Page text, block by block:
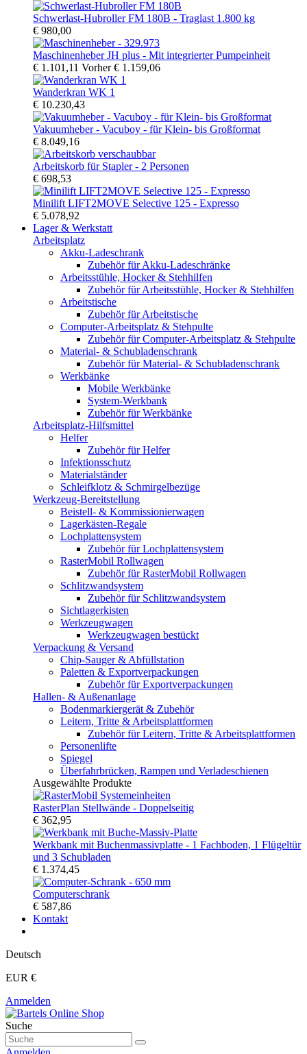
Schwerlast-Hubroller FM 180B - Traglast 1.800 kg
€ 980,00
Maschinenheber JH plus - Mit integrierter Pumpeinheit
€ 1.101,11 Vorher€ 1.159,06
Wanderkran WK 1
€ 10.230,43
Vakuumheber - Vacuboy - für Klein- bis Großformat
€ 8.049,16
Arbeitskorb für Stapler - 2 Personen
€ 698,53
Minilift LIFT2MOVE Selective 125 - Expresso
€ 5.078,92
Lager & Werkstatt
Arbeitsplatz
Akku-Ladeschrank
Zubehör für Akku-Ladeschränke
Arbeitsstühle, Hocker & Stehhilfen
Zubehör für Arbeitsstühle, Hocker & Stehhilfen
Arbeitstische
Zubehör für Arbeitstische
Computer-Arbeitsplatz & Stehpulte
Zubehör für Computer-Arbeitsplatz & Stehpulte
Material- & Schubladenschrank
Zubehör für Material- & Schubladenschrank
Werkbänke
Mobile Werkbänke
System-Werkbank
Zubehör für Werkbänke
Arbeitsplatz-Hilfsmittel
Helfer
Zubehör für Helfer
Infektionsschutz
Materialständer
Schleifklotz & Schmirgelbezüge
Werkzeug-Bereitstellung
Beistell- & Kommissionierwagen
Lagerkästen-Regale
Lochplattensystem
Zubehör für Lochplattensystem
RasterMobil Rollwagen
Zubehör für RasterMobil Rollwagen
Schlitzwandsystem
Zubehör für Schlitzwandsystem
Sichtlagerkisten
Werkzeugwagen
Werkzeugwagen bestückt
Verpackung & Versand
Chip-Sauger & Abfüllstation
Paletten & Exportverpackungen
Zubehör für Exportverpackungen
Hallen- & Außenanlage
Bodenmarkiergerät & Zubehör
Leitern, Tritte & Arbeitsplattformen
Zubehör für Leitern, Tritte & Arbeitsplattformen
Personenlifte
Spiegel
Überfahrbrücken, Rampen und Verladeschienen
Ausgewählte Produkte
RasterPlan Stellwände - Doppelseitig
€ 362,95
Werkbank mit Buchenmassivplatte - 1 Fachboden, 1 Flügeltür
und 3 Schubladen
€ 1.374,45
Computerschrank
€ 587,86
Kontakt
Deutsch
EUR €
Anmelden
Suche